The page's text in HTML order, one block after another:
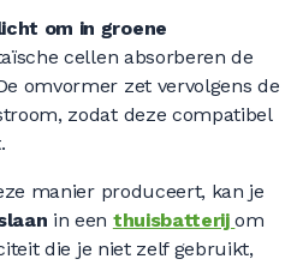
om in groene
cellen absorberen de
omvormer zet vervolgens de
zodat deze compatibel
manier produceert, kan je
in een thuisbatterijom
die je niet zelf gebruikt,